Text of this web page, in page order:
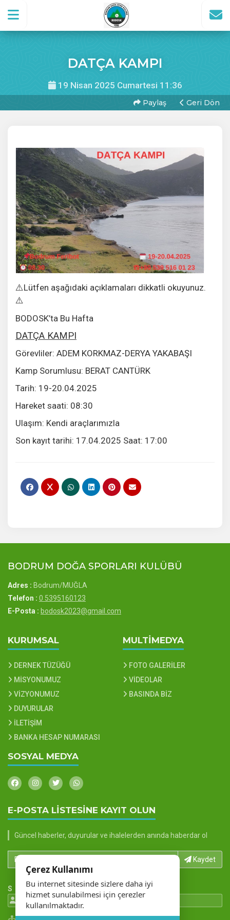
DATÇA KAMPI
19 Nisan 2025 Cumartesi 11:36
Paylaş Geri Dön
⚠️Lütfen aşağıdaki açıklamaları dikkatli okuyunuz.
⚠️
BODOSK’ta Bu Hafta
DATÇA KAMPI
Görevliler: ADEM KORKMAZ-DERYA YAKABAŞI
Kamp Sorumlusu: BERAT CANTÜRK
Tarih: 19-20.04.2025
Hareket saati: 08:30
Ulaşım: Kendi araçlarımızla
Son kayıt tarihi: 17.04.2025 Saat: 17:00
BODRUM DOĞA SPORLARI KULÜBÜ
Adres : Bodrum/MUĞLA
Telefon : 0 5395160123
E-Posta : bodosk2023@gmail.com
KURUMSAL
DERNEK TÜZÜĞÜ
MİSYONUMUZ
VİZYONUMUZ
DUYURULAR
İLETİŞİM
BANKA HESAP NUMARASI
MULTİMEDYA
FOTO GALERİLER
VİDEOLAR
BASINDA BİZ
SOSYAL MEDYA
E-POSTA LİSTESİNE KAYIT OLUN
Güncel haberler, duyurular ve ihalelerden anında haberdar ol
E-Posta adresinizi yazın... Kaydet
S
Çerez Kullanımı
Bu internet sitesinde sizlere daha iyi
hizmet sunulabilmesi için çerezler
kullanılmaktadır.